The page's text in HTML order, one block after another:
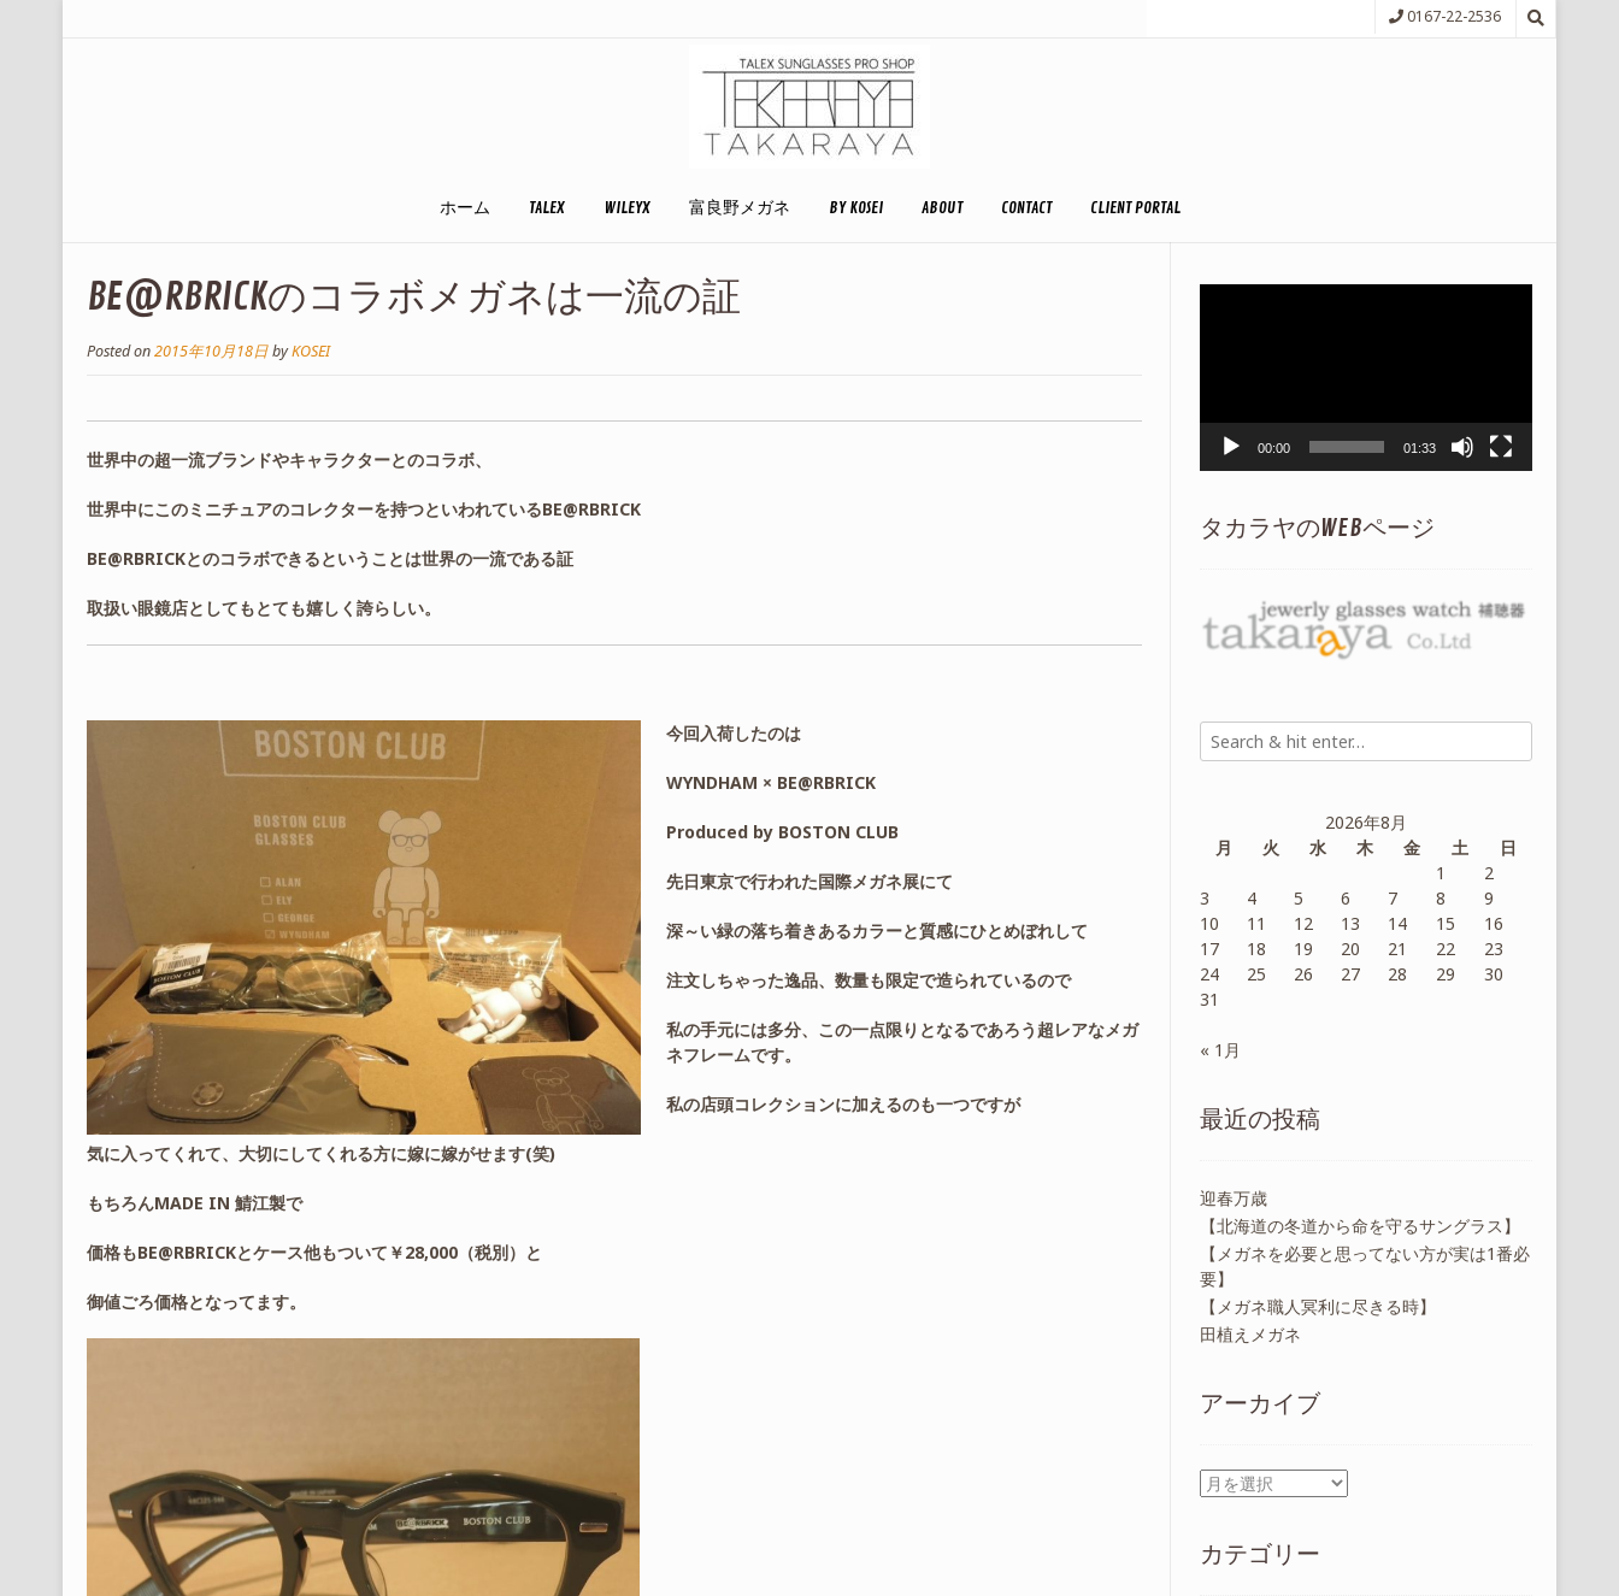
0167-22-2536
ホーム TALEX WILEYX 富良野メガネ BY KOSEI ABOUT CONTACT CLIENT PORTAL
BE@RBRICKのコラボメガネは一流の証
Posted on2015年10月18日byKOSEI
世界中の超一流ブランドやキャラクターとのコラボ、
世界中にこのミニチュアのコレクターを持つといわれているBE@RBRICK
BE@RBRICKとのコラボできるということは世界の一流である証
取扱い眼鏡店としてもとても嬉しく誇らしい。
今回入荷したのは
WYNDHAM × BE@RBRICK
Produced by BOSTON CLUB
先日東京で行われた国際メガネ展にて
深～い緑の落ち着きあるカラーと質感にひとめぼれして
注文しちゃった逸品、数量も限定で造られているので
私の手元には多分、この一点限りとなるであろう超レアなメガ
ネフレームです。
私の店頭コレクションに加えるのも一つですが
気に入ってくれて、大切にしてくれる方に嫁に嫁がせます(笑)
もちろんMADE IN 鯖江製で
価格もBE@RBRICKとケース他もついて￥28,000（税別）と
御値ごろ価格となってます。
ヤ
00:00 01:33
タカラヤのWEBページ
2026年8月
月
火 水 木 金 土
日
1
2
3
4 5 6 7 8
9
10
11 12 13 14 15
16
17
18 19 20 21 22
23
24
25 26 27 28 29
30
31
« 1月
最近の投稿
迎春万歳
【北海道の冬道から命を守るサングラス】
【メガネを必要と思ってない方が実は1番必
要】
【メガネ職人冥利に尽きる時】
田植えメガネ
アーカイブ
ア
イ
カテゴリー